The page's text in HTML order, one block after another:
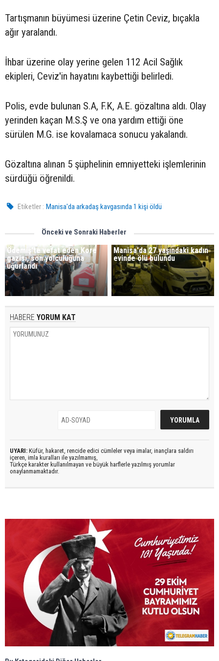
Tartışmanın büyümesi üzerine Çetin Ceviz, bıçakla
ağır yaralandı.
İhbar üzerine olay yerine gelen 112 Acil Sağlık
ekipleri, Ceviz'in hayatını kaybettiği belirledi.
Polis, evde bulunan S.A, F.K, A.E. gözaltına aldı. Olay
yerinden kaçan M.S.Ş ve ona yardım ettiği öne
sürülen M.G. ise kovalamaca sonucu yakalandı.
Gözaltına alınan 5 şüphelinin emniyetteki işlemlerinin
sürdüğü öğrenildi.
Etiketler : Manisa'da arkadaş kavgasında 1 kişi öldü
Önceki ve Sonraki Haberler
Ödemiş'te vefat eden Kore
gazisi, son yolculuğuna
uğurlandı
Manisa'da 27 yaşındaki kadın
evinde ölü bulundu
HABERE YORUM KAT
UYARI: Küfür, hakaret, rencide edici cümleler veya imalar, inançlara saldırı
içeren, imla kuralları ile yazılmamış,
Türkçe karakter kullanılmayan ve büyük harflerle yazılmış yorumlar
onaylanmamaktadır.